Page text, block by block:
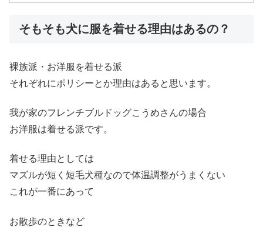
そもそも犬に服を着せる理由はあるの？
裸族派・お洋服を着せる派
それぞれにポリシーとか理由はあると思います。
我が家のフレンチブルドッグこうめさんの場合
お洋服は着せる派です。
着せる理由としては
マズルが短く短毛犬種なので体温調整がうまくない
これが一番にあって
お散歩のときなど